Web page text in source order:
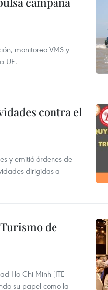
monitoreo VMS y
UE.
contra el
y emitió órdenes de
dirigidas a
de
Ho Chi Minh (ITE
su papel como la